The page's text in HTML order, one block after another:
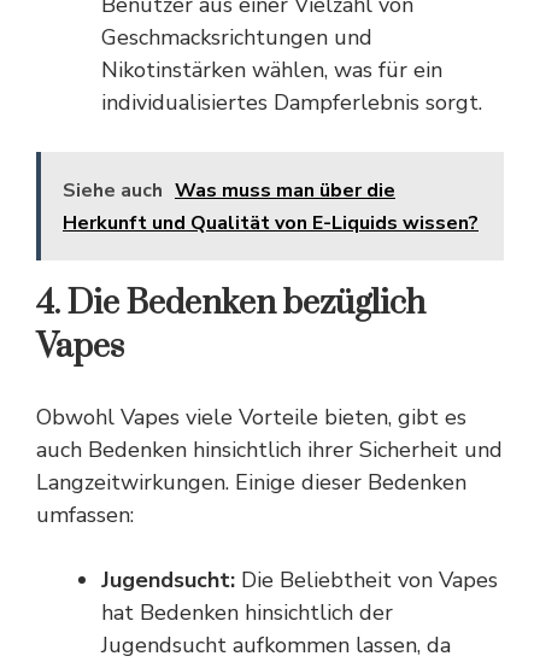
Geschmacksrichtungen und
Nikotinstärken wählen, was für ein
individualisiertes Dampferlebnis sorgt.
Siehe auch Was muss man über die
Herkunft und Qualität von E-Liquids wissen?
4. Die Bedenken bezüglich
Vapes
Obwohl Vapes viele Vorteile bieten, gibt es
auch Bedenken hinsichtlich ihrer Sicherheit und
Langzeitwirkungen. Einige dieser Bedenken
umfassen:
Jugendsucht: Die Beliebtheit von Vapes
hat Bedenken hinsichtlich der
Jugendsucht aufkommen lassen, da